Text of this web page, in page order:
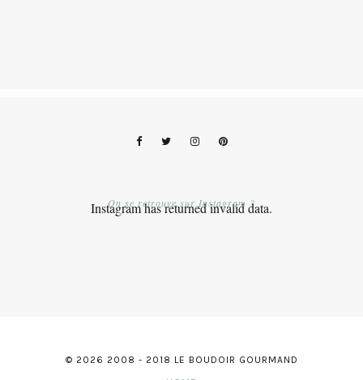
Instagram has returned invalid data.
On se retrouve sur Instagram ?
© 2026 2008 - 2018 LE BOUDOIR GOURMAND